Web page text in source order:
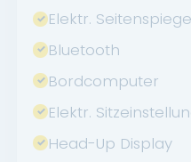
Elektr.
Bluetooth
Bordcomputer
Elektr.
Head-Up Display